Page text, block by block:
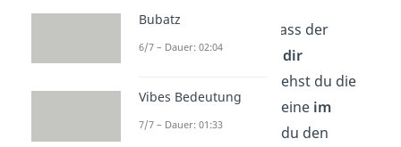
Halte den Würfel so, dass der
passende Kantensteindir
ist. Jetzt drehst du die
anderen drei Kantensteine im
Uhrzeigersinn
, indem du den
Bubatz
6/7 – Dauer: 02:04
Vibes Bedeutung
7/7 – Dauer: 01:33